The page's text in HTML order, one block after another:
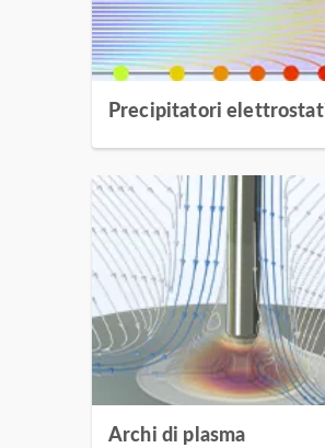
Precipitatori
Archi di plasma